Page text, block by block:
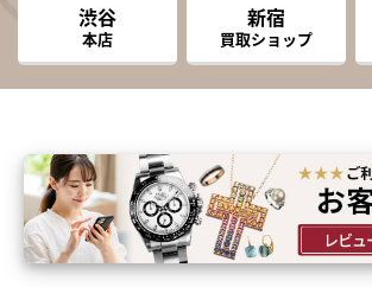
渋谷
本店
新宿
買取ショップ